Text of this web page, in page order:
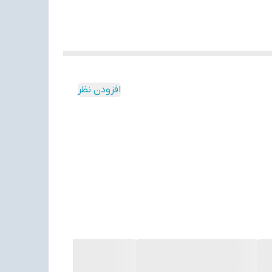
افزودن نظر